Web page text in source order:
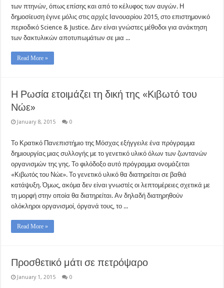
των πτηνών, όπως επίσης και από το κέλυφος των αυγών. Η
δημοσίευση έγινε μόλις στις αρχές Ιανουαρίου 2015, στο επιστημονικό
περιοδικό Science & Justice. Δεν είναι γνώστες μέθοδοι για ανάκτηση
των δακτυλικών αποτυπωμάτων σε μια ...
Read More »
Η Ρωσία ετοιμάζει τη δική της «Κιβωτό του
Νώε»
January 8, 2015 0
Το Κρατικό Πανεπιστήμιο της Μόσχας εξήγγειλε ένα πρόγραμμα
δημιουργίας μιας συλλογής με το γενετικό υλικό όλων των ζωντανών
οργανισμών της γης. Το φιλόδοξο αυτό πρόγραμμα ονομάζεται
«Κιβωτός του Νώε». Το γενετικό υλικό θα διατηρείται σε βαθιά
κατάψυξη. Όμως, ακόμα δεν είναι γνωστές οι λεπτομέρειες σχετικά με
τη μορφή στην οποία θα διατηρείται. Αν δηλαδή διατηρηθούν
ολόκληροι οργανισμοί, όργανά τους, το ...
Read More »
Προσθετικό μάτι σε πετρόψαρο
January 1, 2015 0